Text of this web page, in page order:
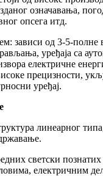
означавања,
опсега итд.
зависи од 3-5-
уређаја са
електричне
прецизности,
уређај.
линеарног
светски
електричним